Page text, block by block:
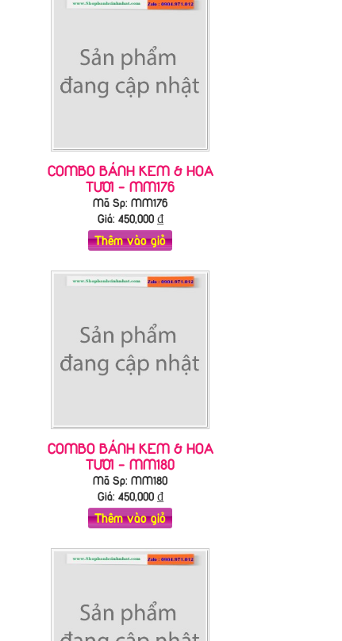
COMBO BÁNH KEM & HOA
TƯƠI - MM176
Mã Sp: MM176
Giá: 450,000₫
Thêm vào giỏ
COMBO BÁNH KEM & HOA
TƯƠI - MM180
Mã Sp: MM180
Giá: 450,000₫
Thêm vào giỏ